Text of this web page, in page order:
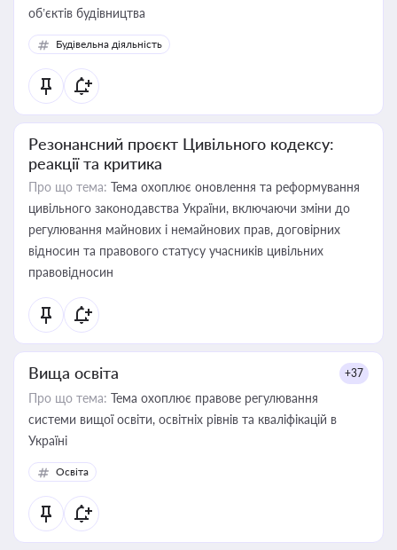
об’єктів будівництва
Будівельна діяльність
Резонансний проєкт Цивільного кодексу:
реакції та критика
Про що тема: Тема охоплює оновлення та реформування
цивільного законодавства України, включаючи зміни до
регулювання майнових і немайнових прав, договірних
відносин та правового статусу учасників цивільних
правовідносин
Вища освіта +37
Про що тема: Тема охоплює правове регулювання
системи вищої освіти, освітніх рівнів та кваліфікацій в
Україні
Освіта